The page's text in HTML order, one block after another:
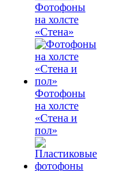
Фотофоны
на холсте
«Стена»
Фотофоны
на холсте
«Стена и
пол»